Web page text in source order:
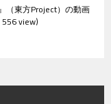
（東方Project）の動画
view